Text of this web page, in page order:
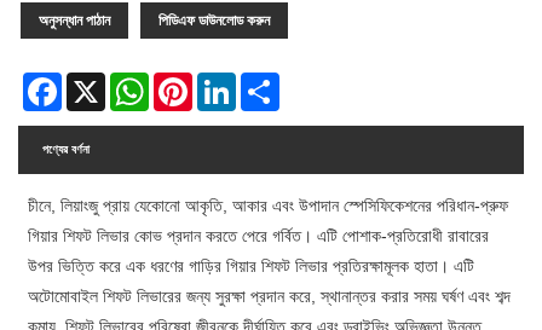
অনুসন্ধান পাঠান পিডিএফ ডাউনলোড করুন
Facebook WhatsAppPinterest LinkedIn
পণ্যের বর্ণনা
চীনে, লিয়াংজু প্রায় যেকোনো আকৃতি, আকার এবং উপাদান স্পেসিফিকেশনের পরিধান-প্রুফ
গিয়ার শিফট লিভার কোভ প্রদান করতে পেরে গর্বিত। এটি পোশাক-প্রতিরোধী রাবারের
উপর ভিত্তি করে এক ধরণের গাড়ির গিয়ার শিফট লিভার প্রতিরক্ষামূলক হাতা। এটি
অটোমোবাইল শিফট লিভারের জন্য সুরক্ষা প্রদান করে, স্থানান্তর করার সময় ঘর্ষণ এবং শব্দ